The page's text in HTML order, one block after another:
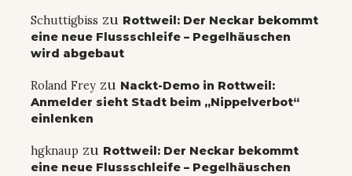
Schuttigbiss zu Rottweil: Der Neckar bekommt
eine neue Flussschleife – Pegelhäuschen
wird abgebaut
Roland Frey zu Nackt-Demo in Rottweil:
Anmelder sieht Stadt beim „Nippelverbot“
einlenken
hgknaup zu Rottweil: Der Neckar bekommt
eine neue Flussschleife – Pegelhäuschen